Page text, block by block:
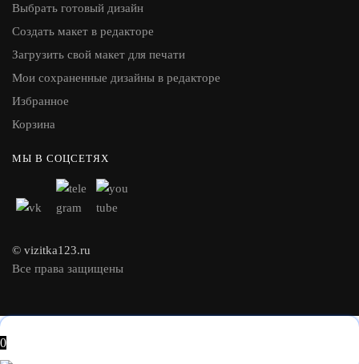
Выбрать готовый дизайн
Создать макет в редакторе
Загрузить свой макет для печати
Мои сохраненные дизайны в редакторе
Избранное
Корзина
МЫ В СОЦСЕТЯХ
© vizitka123.ru
Все права защищены
0